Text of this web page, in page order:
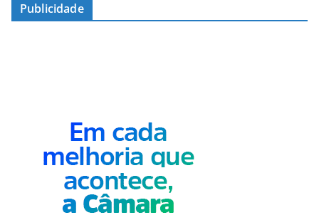
Publicidade